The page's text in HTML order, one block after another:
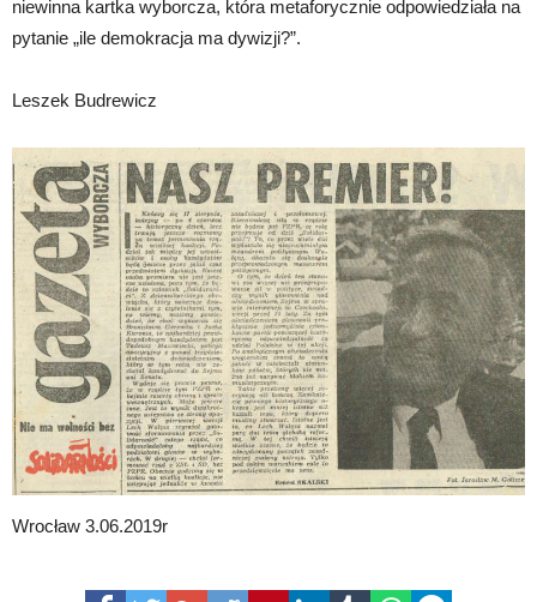
niewinna kartka wyborcza, która metaforycznie odpowiedziała na
pytanie „ile demokracja ma dywizji?”.
Leszek Budrewicz
Wrocław 3.06.2019r